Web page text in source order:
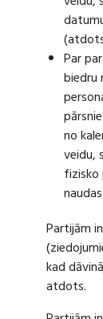
Par
biedru
no
veidu,
fizisko
Partijām
kad
atdots.